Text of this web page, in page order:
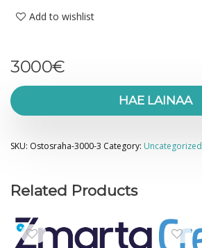
Add to wishlist
3000€
HAE LAINAA
SKU: Ostosraha-3000-3 Category: Uncategorized
Related Products